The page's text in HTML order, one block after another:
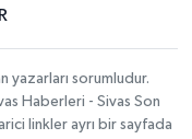
yazarları sorumludur.
Haberleri - Sivas Son
linkler ayrı bir sayfada